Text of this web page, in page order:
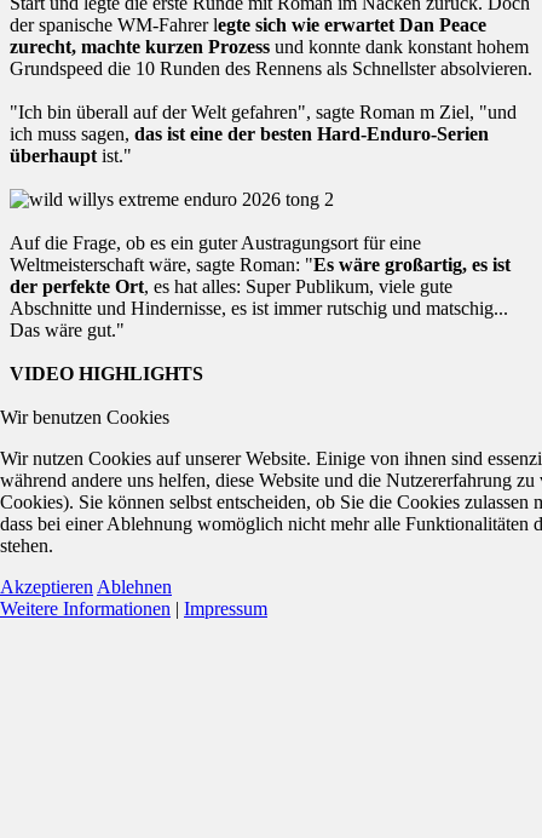
der spanische WM-Fahrer legte sich wie erwartet Dan Peace
zurecht, machte kurzen Prozess und konnte dank konstant hohem
Grundspeed die 10 Runden des Rennens als Schnellster absolvieren.
"Ich bin überall auf der Welt gefahren", sagte Roman m Ziel, "und
ich muss sagen, das ist eine der besten Hard-Enduro-Serien
überhaupt ist."
Auf die Frage, ob es ein guter Austragungsort für eine
Weltmeisterschaft wäre, sagte Roman: "Es wäre großartig, es ist
der perfekte Ort, es hat alles: Super Publikum, viele gute
Abschnitte und Hindernisse, es ist immer rutschig und matschig...
Das wäre gut."
VIDEO HIGHLIGHTS
Wir benutzen Cookies
Wir nutzen Cookies auf unserer Website. Einige von ihnen sind
während andere uns helfen, diese Website und die Nutzererfahrung zu
Cookies). Sie können selbst entscheiden, ob Sie die Cookies zulassen
dass bei einer Ablehnung womöglich nicht mehr alle Funktionalitäten
stehen.
Akzeptieren Ablehnen
Weitere Informationen | Impressum